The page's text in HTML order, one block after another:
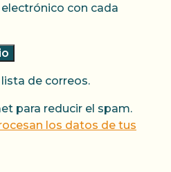
con cada
de correos.
para reducir el spam.
los datos de tus